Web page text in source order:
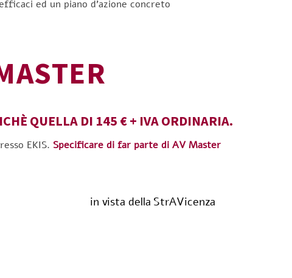
ed un piano d’azione concreto
QUELLA DI 145 € + IVA ORDINARIA.
EKIS. Specificare di far parte di AV Master
in vista della StrAVicenza